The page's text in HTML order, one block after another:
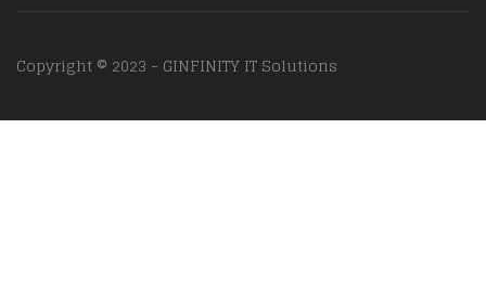
Copyright © 2023 - GINFINITY IT Solutions